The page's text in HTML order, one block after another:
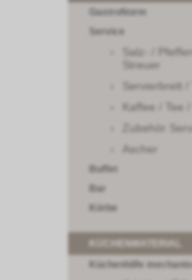
GastroNorm
Service
Salz- /
Streuer
Servierbrett /
Kaffee / Tee
Zubehör
Ascher
Buffet
Bar
Körbe
KÜCHENMATERIAL
Küchenhilfe